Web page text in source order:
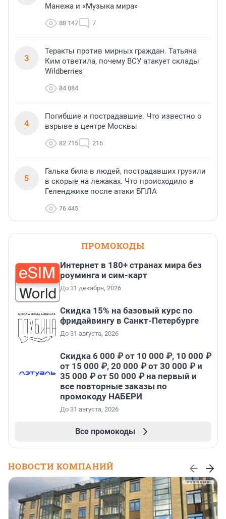
Манежа и «Музыка мира»
88 147 7
3
Теракты против мирных граждан. Татьяна
Ким ответила, почему ВСУ атакует склады
Wildberries
84 084
4
Погибшие и пострадавшие. Что известно о
взрыве в центре Москвы
82 715 216
5
Галька била в людей, пострадавших грузили
в скорые на лежаках. Что происходило в
Геленджике после атаки БПЛА
76 445
ПРОМОКОДЫ
Интернет в 180+ странах мира без
роуминга и сим-карт
До 31 декабря, 2026
Скидка 15% на базовый курс по
фридайвингу в Санкт-Петербурге
До 31 августа, 2026
Скидка 6 000 ₽ от 10 000 ₽, 10 000 ₽
от 15 000 ₽, 20 000 ₽ от 30 000 ₽ и
35 000 ₽ от 50 000 ₽ на первый и
все повторные заказы по
промокоду НАБЕРИ
До 31 августа, 2026
Все промокоды
НОВОСТИ КОМПАНИЙ